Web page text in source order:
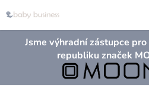
na
obsah
Jsme výhradní zástupce
republiku značek